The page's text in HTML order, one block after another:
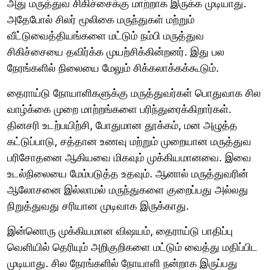
அது மருத்துவ சிகிச்சைக்கு மாற்றாக இருக்க முடியாது.
அதேபோல் சிலர் மூலிகை மருந்துகள் மற்றும்
வீட்டுவைத்தியங்களை மட்டும் நம்பி மருத்துவ
சிகிச்சையை தவிர்க்க முயற்சிக்கின்றனர். இது பல
நேரங்களில் நிலையை மேலும் சிக்கலாக்கக்கூடும்.
தைராய்டு நோயாளிகளுக்கு மருத்துவர்கள் பொதுவாக சில
வாழ்க்கை முறை மாற்றங்களை பரிந்துரைக்கிறார்கள்.
தினசரி உடற்பயிற்சி, போதுமான தூக்கம், மன அழுத்த
கட்டுப்பாடு, சத்தான உணவு மற்றும் முறையான மருத்துவ
பரிசோதனை ஆகியவை மிகவும் முக்கியமானவை. இவை
உடல்நிலையை மேம்படுத்த உதவும். ஆனால் மருத்துவரின்
ஆலோசனை இல்லாமல் மருந்துகளை குறைப்பது அல்லது
நிறுத்துவது சரியான முடிவாக இருக்காது.
இன்னொரு முக்கியமான விஷயம், தைராய்டு பாதிப்பு
வெளியில் தெரியும் அறிகுறிகளை மட்டும் வைத்து மதிப்பிட
முடியாது. சில நேரங்களில் நோயாளி நன்றாக இருப்பது